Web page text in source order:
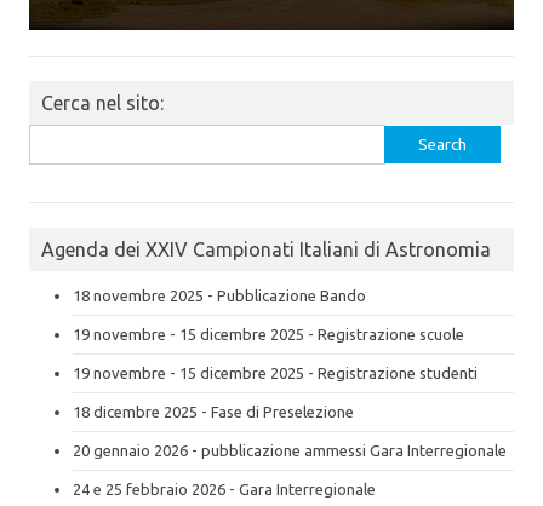
Cerca nel sito:
for:
Agenda dei XXIV Campionati Italiani di Astronomia
18 novembre 2025 - Pubblicazione Bando
19 novembre - 15 dicembre 2025 - Registrazione scuole
19 novembre - 15 dicembre 2025 - Registrazione studenti
18 dicembre 2025 - Fase di Preselezione
20 gennaio 2026 - pubblicazione ammessi Gara Interregionale
24 e 25 febbraio 2026 - Gara Interregionale